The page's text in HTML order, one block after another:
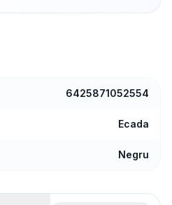
6425871052554
Ecada
Negru